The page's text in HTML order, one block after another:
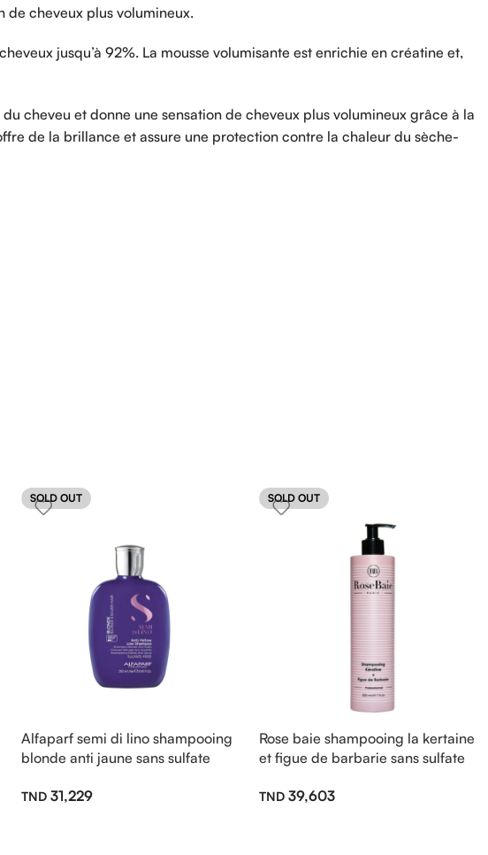
de cheveux plus volumineux.
jusqu’à 92%. La mousse volumisante est enrichie en créatine et,
cheveu et donne une sensation de cheveux plus volumineux grâce à la
de la brillance et assure une protection contre la chaleur du sèche-
SOLD OUT
Alfaparf semi di lino shampooing
blonde anti jaune sans sulfate
31,229
SOLD OUT
Rose baie shampooing la kertaine
et figue de barbarie sans sulfate
39,603